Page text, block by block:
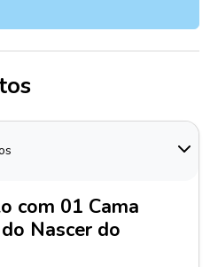
com 01 Cama
Nascer do